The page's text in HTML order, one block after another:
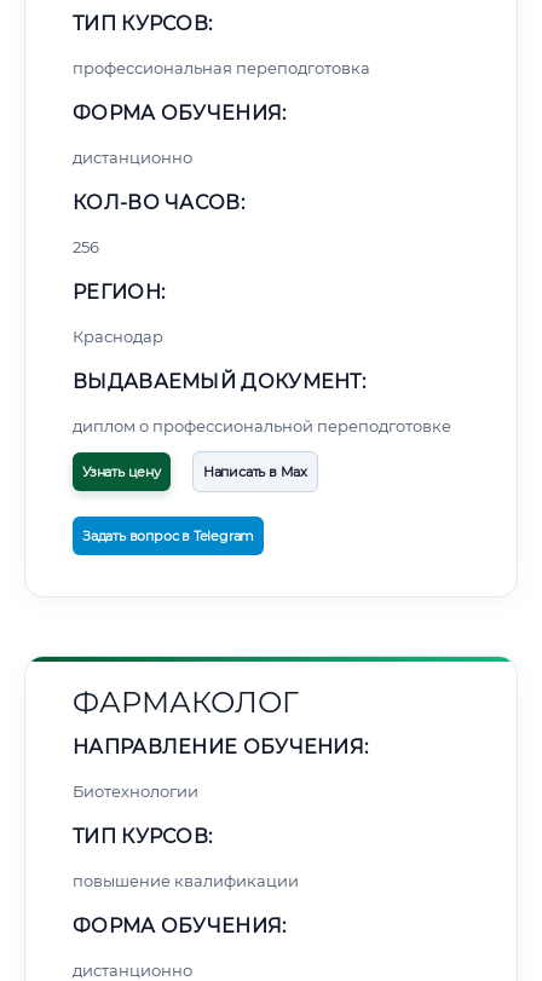
ТИП КУРСОВ:
профессиональная переподготовка
ФОРМА ОБУЧЕНИЯ:
дистанционно
КОЛ-ВО ЧАСОВ:
256
РЕГИОН:
Краснодар
ВЫДАВАЕМЫЙ ДОКУМЕНТ:
диплом о профессиональной переподготовке
Узнать цену Написать в Max
Задать вопрос в Telegram
ФАРМАКОЛОГ
НАПРАВЛЕНИЕ ОБУЧЕНИЯ:
Биотехнологии
ТИП КУРСОВ:
повышение квалификации
ФОРМА ОБУЧЕНИЯ:
дистанционно